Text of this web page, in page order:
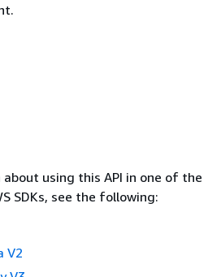
using this API in one of the
SDKs, see the following:
V2